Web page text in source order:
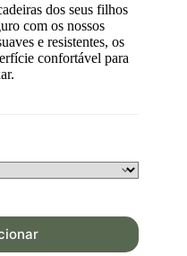
dos seus filhos
com os nossos
e resistentes, os
confortável para